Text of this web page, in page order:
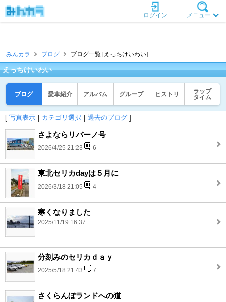
メニュー
ログイン
みんカラ ブログ ブログ一覧 [えっちけいわい]
えっちけいわい
ブログ 愛車紹介 アルバム グループ ヒストリ
ラップ
タイム
[ 写真表示 ｜ カテゴリ選択 ｜ 過去のブログ ]
さよならリバーノ号
2026/4/25 21:23 6
東北セリカdayは５月に
2026/3/18 21:05 4
寒くなりました
2025/11/19 16:37
分刻みのセリカｄａｙ
2025/5/18 21:43 7
さくらんぼランドへの道